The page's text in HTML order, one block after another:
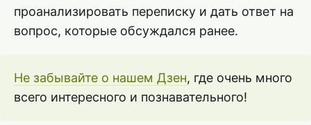
проанализировать переписку и дать ответ на
вопрос, которые обсуждался ранее.
Не забывайте о нашем Дзен, где очень много
всего интересного и познавательного!